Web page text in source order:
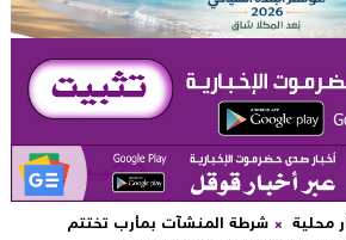
شرطة المنشآت بمأرب تختتم